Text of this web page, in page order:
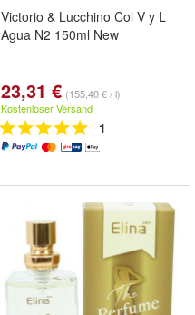
Victorio & Lucchino Col V y L
Agua N2 150ml New
23,31 € (155,40 € / l)
Kostenloser Versand
1